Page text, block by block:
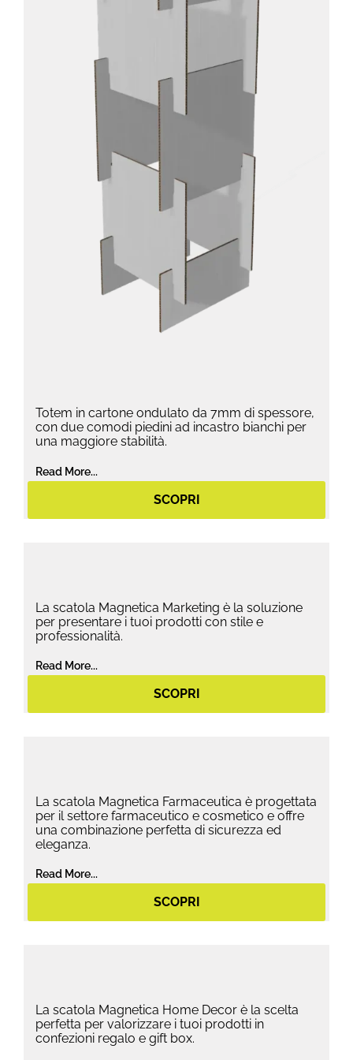
Totem in cartone ondulato da 7mm di spessore,
con due comodi piedini ad incastro bianchi per
una maggiore stabilità.
Read More...
SCOPRI
La scatola Magnetica Marketing è la soluzione
per presentare i tuoi prodotti con stile e
professionalità.
Read More...
SCOPRI
La scatola Magnetica Farmaceutica è progettata
per il settore farmaceutico e cosmetico e offre
una combinazione perfetta di sicurezza ed
eleganza.
Read More...
SCOPRI
La scatola Magnetica Home Decor è la scelta
perfetta per valorizzare i tuoi prodotti in
confezioni regalo e gift box.